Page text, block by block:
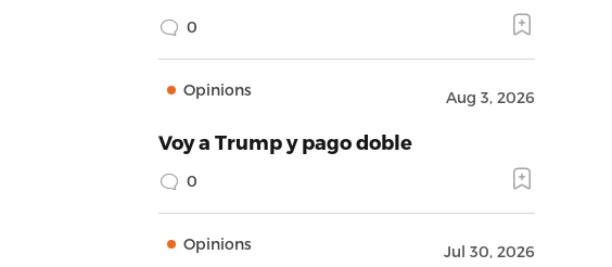
0
Opinions Aug 3, 2026
Voy a Trump y pago doble
0
Opinions Jul 30, 2026